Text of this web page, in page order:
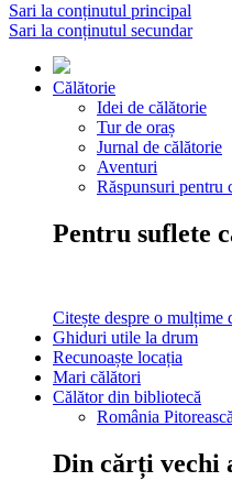
Sari la conținutul principal
Sari la conținutul secundar
Călătorie
Idei de călătorie
Tur de oraș
Jurnal de călătorie
Aventuri
Răspunsuri pentru
Pentru suflete
Citește despre o mulțime
Ghiduri utile la drum
Recunoaște locația
Mari călători
Călător din bibliotecă
România Pitorească
Din cărți vechi